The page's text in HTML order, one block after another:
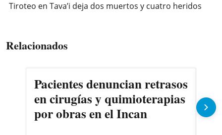
Tiroteo en Tava’i deja dos muertos y cuatro heridos
Relacionados
Pacientes denuncian retrasos
en cirugías y quimioterapias
por obras en el Incan